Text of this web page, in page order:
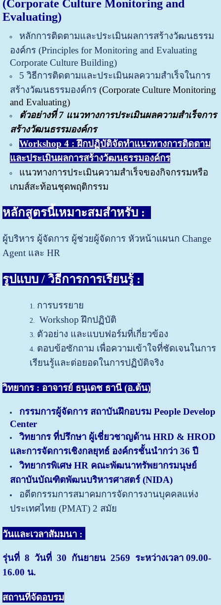
(Corporate Culture Monitoring and
Evaluating)
หลักการติดตามและประเมินผลการสร้างวัฒนธรรม
องค์กร (Principles for Monitoring and Evaluating
Corporate Culture Building)
5 วิธีการติดตามและประเมินผลความสำเร็จในการ
สร้างวัฒนธรรมองค์กร (Corporate Culture Monitoring
and Evaluating)
ตัวอย่างที่ 7 แนวทางการประเมินผลความสำเร็จการ
สร้างวัฒนธรรมองค์กร
Workshop 4 : ฝึกปฏิบัติจัดทำแนวทางการติดตาม
และประเมินผลการสร้างวัฒนธรรมองค์กร
แนวทางการประเมินความสำเร็จของกิจกรรมหรือ
เกมส์สะท้อนชุดพฤติกรรม
หลักสูตรนี้เหมาะสมสำหรับ :
ผู้บริหาร ผู้จัดการ ผู้ช่วยผู้จัดการ หัวหน้าแผนก Change
Agent และ HR
รูปแบบ / วิธีการการเรียนรู้ :
การบรรยาย
Workshop ฝึกปฏิบัติ
ตัวอย่าง และแบบฟอร์มที่เกี่ยวข้อง
ตอบข้อซักถาม เพื่อความเข้าใจที่ชัดเจนในการ
เรียนรู้และต่อยอดในการปฏิบัติจริง
วิทยากร : อาจารย์ ธนุเดช ธานี (อ.ต้น)
กรรมการผู้จัดการ สถาบันฝึกอบรม People Develop
Center
วิทยากร ที่ปรึกษา ผู้เชี่ยวชาญด้าน HRD & HROD
และการจัดการเชิงกลยุทธ์ องค์กรชั้นนำกว่า 36 ปี
วิทยากรพิเศษ HR คณะพัฒนาทรัพยากรมนุษย์
สถาบันบัณฑิตพัฒนบริหารศาสตร์ (NIDA)
อดีตกรรมการสมาคมการจัดการงานบุคคลแห่ง
ประเทศไทย (PMAT) 2 สมัย
วันและเวลาสัมมนา :
รุ่นที่ 8 วันที่ 30 กันยายน 2569 ระหว่างเวลา 09.00-
16.00 น.
สถานที่จัดอบรม